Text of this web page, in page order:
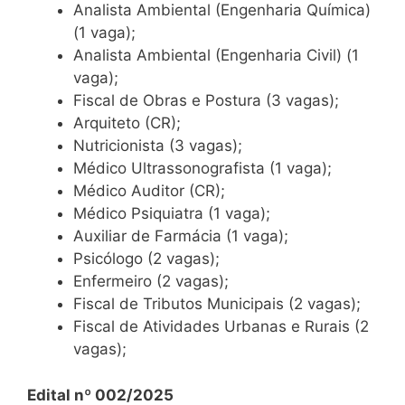
Analista Ambiental (Engenharia Química)
(1 vaga);
Analista Ambiental (Engenharia Civil) (1
vaga);
Fiscal de Obras e Postura (3 vagas);
Arquiteto (CR);
Nutricionista (3 vagas);
Médico Ultrassonografista (1 vaga);
Médico Auditor (CR);
Médico Psiquiatra (1 vaga);
Auxiliar de Farmácia (1 vaga);
Psicólogo (2 vagas);
Enfermeiro (2 vagas);
Fiscal de Tributos Municipais (2 vagas);
Fiscal de Atividades Urbanas e Rurais (2
vagas);
Edital nº 002/2025